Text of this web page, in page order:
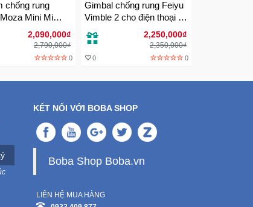
chống rung
Mini Mi
2,090,000₫
2,790,000₫
0
Gimbal chống rung Feiyu
Vimble 2 cho điện thoại và
2,250,000₫
2,350,000₫
0 0
KẾT NỐI VỚI BOBA SHOP
Boba Shop Boba.vn
LIÊN HỆ MUA HÀNG